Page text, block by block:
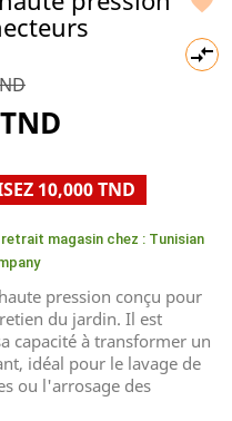

10,000 TND
magasin chez : Tunisian
pression conçu pour
du jardin. Il est
capacité à transformer un
idéal pour le lavage de
ou l'arrosage des